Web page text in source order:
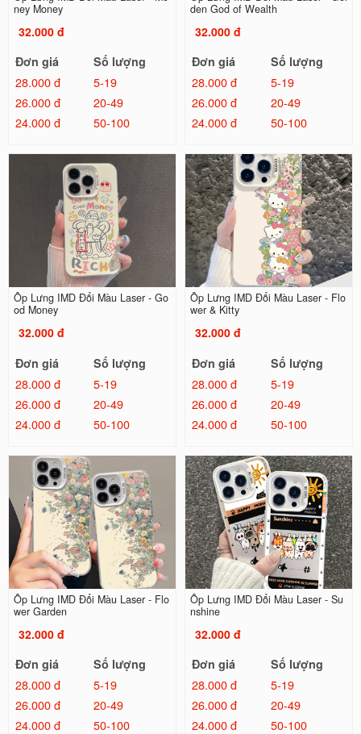
ney Money
32.000 đ
Đơn giá
Số lượng
28.000 đ
5-19
26.000 đ
20-49
24.000 đ
50-100
den God of Wealth
32.000 đ
Đơn giá
Số lượng
28.000 đ
5-19
26.000 đ
20-49
24.000 đ
50-100
Ốp Lưng IMD Đổi Màu Laser - Go
od Money
32.000 đ
Đơn giá
Số lượng
28.000 đ
5-19
26.000 đ
20-49
24.000 đ
50-100
Ốp Lưng IMD Đổi Màu Laser - Flo
wer & Kitty
32.000 đ
Đơn giá
Số lượng
28.000 đ
5-19
26.000 đ
20-49
24.000 đ
50-100
Ốp Lưng IMD Đổi Màu Laser - Flo
wer Garden
32.000 đ
Đơn giá
Số lượng
28.000 đ
5-19
26.000 đ
20-49
24.000 đ
50-100
Ốp Lưng IMD Đổi Màu Laser - Su
nshine
32.000 đ
Đơn giá
Số lượng
28.000 đ
5-19
26.000 đ
20-49
24.000 đ
50-100